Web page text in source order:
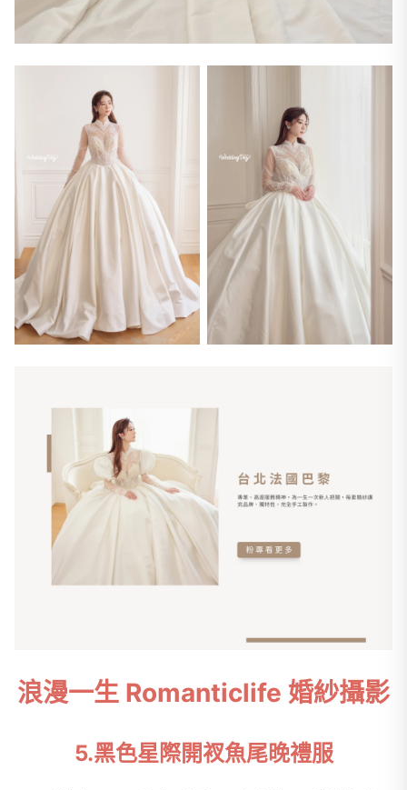
浪漫一生 Romanticlife 婚紗攝影
5.黑色星際開衩魚尾晚禮服